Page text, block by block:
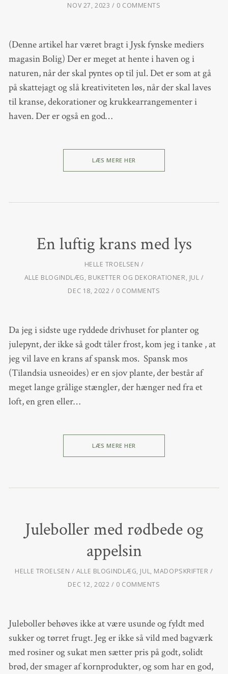
NOV 27, 2023
0 COMMENTS
(Denne artikel har været bragt i Jysk fynske mediers
magasin Bolig) Der er meget at hente i haven og i
naturen, når der skal pyntes op til jul. Det er som at gå
på skattejagt og slå kreativiteten løs, når der skal laves
til kranse, dekorationer og krukkearrangementer i
haven. Der er også en god…
LÆS MERE HER
En luftig krans med lys
HELLE TROELSEN
ALLE BLOGINDLÆG, BUKETTER OG DEKORATIONER, JUL
DEC 18, 2022
0 COMMENTS
Da jeg i sidste uge ryddede drivhuset for planter og
julepynt, der ikke så godt tåler frost, kom jeg i tanke , at
jeg vil lave en krans af spansk mos. Spansk mos
(Tilandsia usneoides) er en sjov plante, der består af
meget lange grålige stængler, der hænger ned fra et
loft, en gren eller…
LÆS MERE HER
Juleboller med rødbede og
appelsin
HELLE TROELSEN ALLE BLOGINDLÆG, JUL, MADOPSKRIFTER
DEC 12, 2022
0 COMMENTS
Juleboller behøves ikke at være usunde og fyldt med
sukker og tørret frugt. Jeg er ikke så vild med bagværk
med rosiner og sukat men sætter pris på godt, solidt
brød, der smager af kornprodukter, og som har en god,